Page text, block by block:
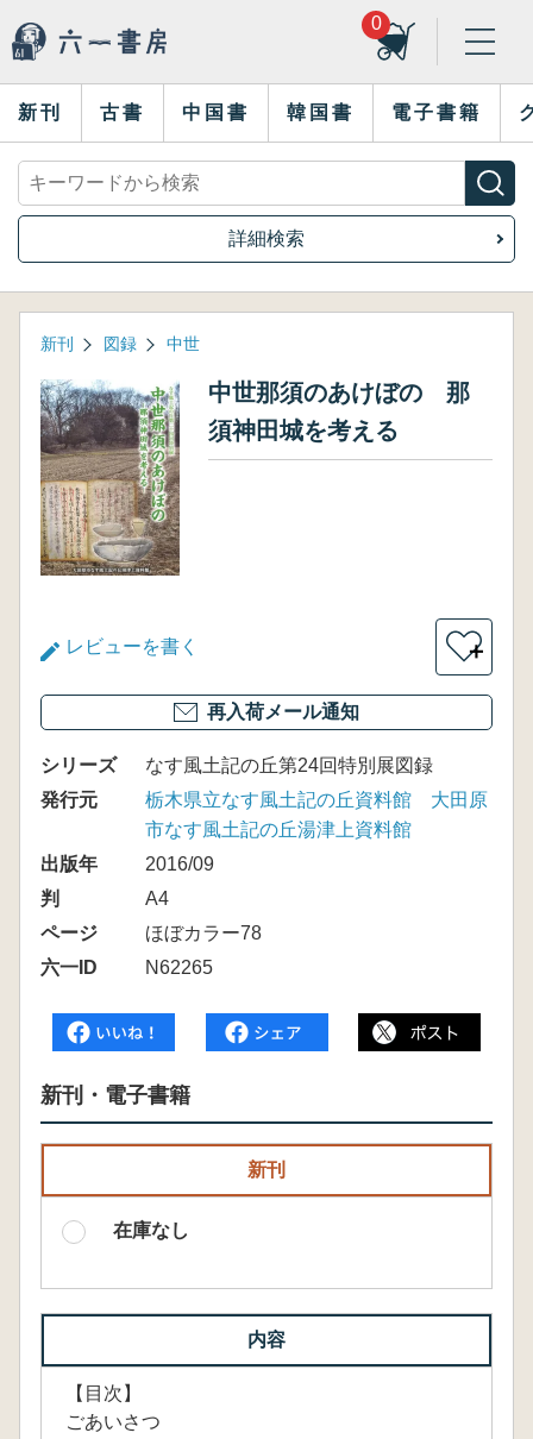
0
新刊 古書 中国書 韓国書 電子書籍
詳細検索
新刊 図録 中世
中世那須のあけぼの 那
須神田城を考える
レビューを書く ＋
再入荷メール通知
シリーズ
なす風土記の丘第24回特別展図録
発行元
栃木県立なす風土記の丘資料館 大田原
市なす風土記の丘湯津上資料館
出版年
2016/09
判
A4
ページ
ほぼカラー78
六一ID
N62265
新刊・電子書籍
新刊
在庫なし
内容
【目次】
ごあいさつ